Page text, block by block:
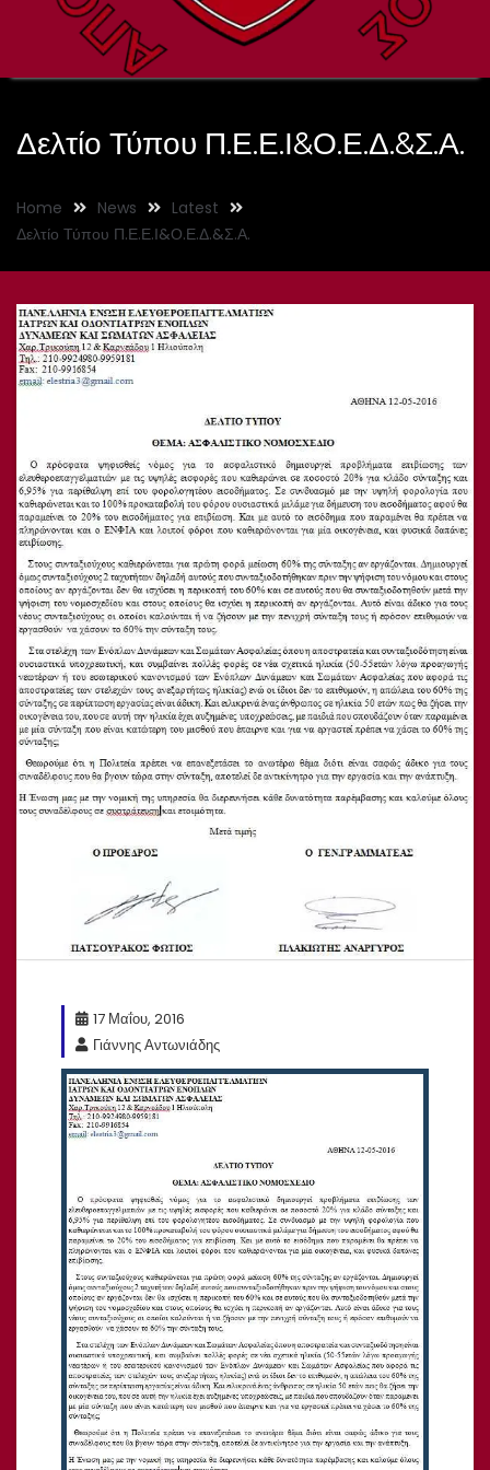
Δελτίο Τύπου Π.Ε.Ε.Ι&Ο.Ε.Δ.&Σ.Α.
Home News
Latest
Δελτίο Τύπου Π.Ε.Ε.Ι&Ο.Ε.Δ.&Σ.Α.
17 Μαΐου, 2016
Γιάννης Αντωνιάδης